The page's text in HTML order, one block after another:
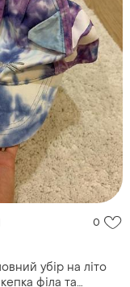
0
убір на літо
філа та